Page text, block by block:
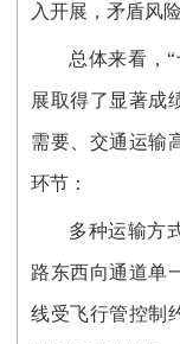
入开展，矛盾风
总体来看，
展取得了显著成
需要、交通运输
环节：
多种运输方
路东西向通道单
线受飞行管控制